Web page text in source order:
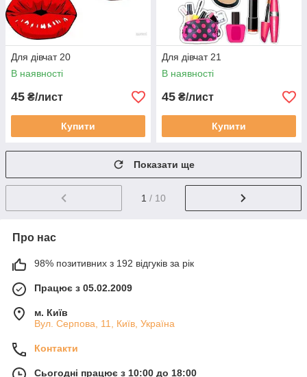
Для дівчат 20
В наявності
45 ₴/лист
Купити
Для дівчат 21
В наявності
45 ₴/лист
Купити
Показати ще
1 / 10
Про нас
98% позитивних з 192 відгуків за рік
Працює з 05.02.2009
м. Київ
Вул. Серпова, 11, Київ, Україна
Контакти
Сьогодні працює з 10:00 до 18:00